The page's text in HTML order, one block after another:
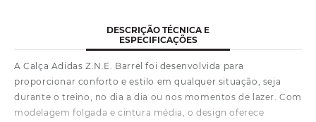
DESCRIÇÃO TÉCNICA E
ESPECIFICAÇÕES
A Calça Adidas Z.N.E. Barrel foi desenvolvida para
proporcionar conforto e estilo em qualquer situação, seja
durante o treino, no dia a dia ou nos momentos de lazer. Com
modelagem folgada e cintura média, o design oferece